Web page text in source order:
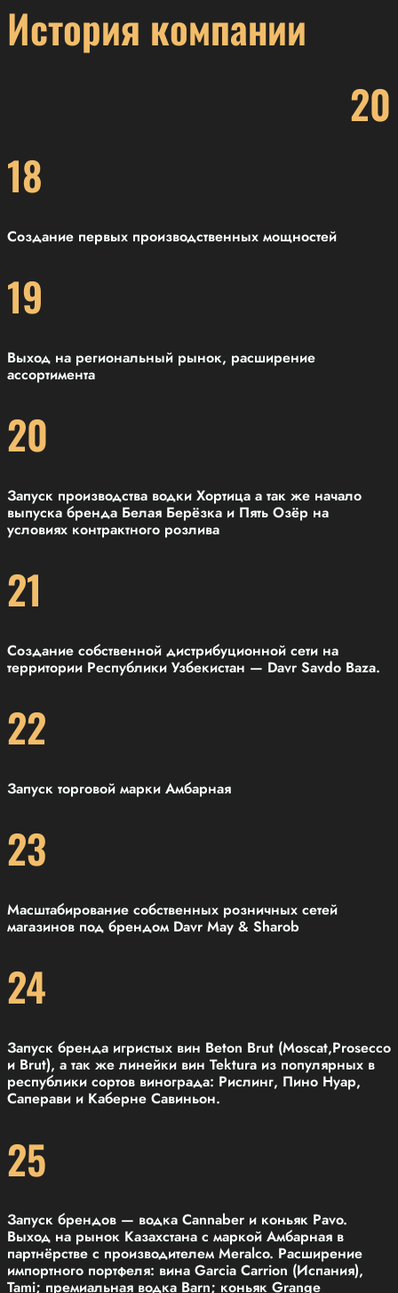
История компании
20
18
Создание первых производственных мощностей
19
Выход на региональный рынок, расширение
ассортимента
20
Запуск производства водки Хортица а так же начало
выпуска бренда Белая Берёзка и Пять Озёр на
условиях контрактного розлива
21
Создание собственной дистрибуционной сети на
территории Республики Узбекистан — Davr Savdo Baza.
22
Запуск торговой марки Амбарная
23
Масштабирование собственных розничных сетей
магазинов под брендом Davr May & Sharob
24
Запуск бренда игристых вин Beton Brut (Moscat,Prosecco
и Brut), а так же линейки вин Tektura из популярных в
республики сортов винограда: Рислинг, Пино Нуар,
Саперави и Каберне Савиньон.
25
Запуск брендов — водка Cannaber и коньяк Pavo.
Выход на рынок Казахстана с маркой Амбарная в
партнёрстве с производителем Meralco. Расширение
импортного портфеля: вина Garcia Carrion (Испания),
Tami; премиальная водка Barn; коньяк Grange